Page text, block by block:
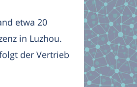
etwa 20
in Luzhou.
der Vertrieb